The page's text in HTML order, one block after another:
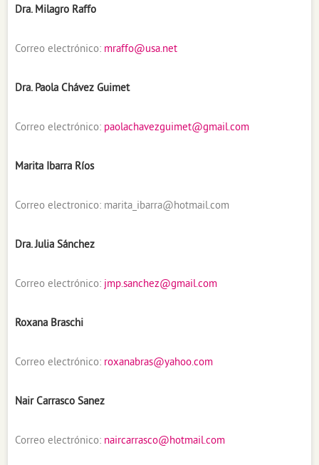
Dra. Milagro Raffo
Correo electrónico: mraffo@usa.net
Dra. Paola Chávez Guimet
Correo electrónico: paolachavezguimet@gmail.com
Marita Ibarra Ríos
Correo electronico: marita_ibarra@hotmail.com
Dra. Julia Sánchez
Correo electrónico: jmp.sanchez@gmail.com
Roxana Braschi
Correo electrónico: roxanabras@yahoo.com
Nair Carrasco Sanez
Correo electrónico: naircarrasco@hotmail.com